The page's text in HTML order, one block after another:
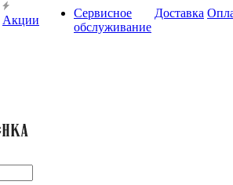
Акции
Сервисное
обслуживание
Доставка